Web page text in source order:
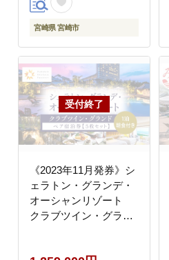
宮崎県 宮崎市
《2023年11月発券》シ
ェラトン・グランデ・
オーシャンリゾート
クラブツイン・グラン